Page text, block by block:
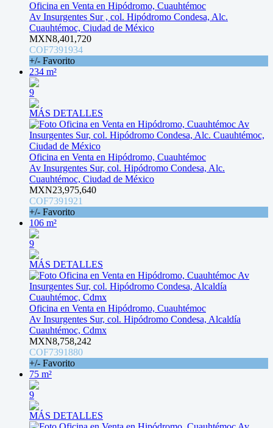
Oficina en Venta en Hipódromo, Cuauhtémoc
Av Insurgentes Sur , col. Hipódromo Condesa, Alc.
Cuauhtémoc, Ciudad de México
MXN8,401,720
COF7391934
+/- Favorito
234 m²
9
MÁS DETALLES
Oficina en Venta en Hipódromo, Cuauhtémoc
Av Insurgentes Sur, col. Hipódromo Condesa, Alc.
Cuauhtémoc, Ciudad de México
MXN23,975,640
COF7391921
+/- Favorito
106 m²
9
MÁS DETALLES
Oficina en Venta en Hipódromo, Cuauhtémoc
Av Insurgentes Sur, col. Hipódromo Condesa, Alcaldía
Cuauhtémoc, Cdmx
MXN8,758,242
COF7391880
+/- Favorito
75 m²
9
MÁS DETALLES